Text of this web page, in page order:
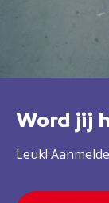
Word jij
Leuk!